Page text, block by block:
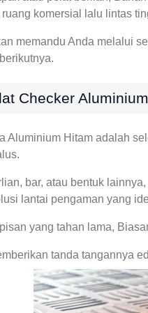
komersial lalu lintas
memandu Anda melalui
Checker
Aluminium Hitam adalah
bar, atau bentuk
lantai pengaman yang
yang tahan lama,
tanda tangannya